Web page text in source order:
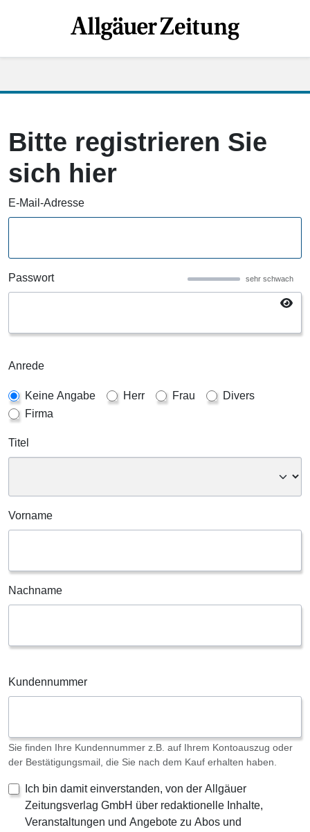
Bitte registrieren Sie
sich hier
E-Mail-Adresse
Passwort sehr schwach
Anrede
Keine Angabe Herr Frau
Divers
Firma
Titel
Vorname
Nachname
Kundennummer
Sie finden Ihre Kundennummer z.B. auf Ihrem Kontoauszug oder
der Bestätigungsmail, die Sie nach dem Kauf erhalten haben.
Ich bin damit einverstanden, von der Allgäuer
Zeitungsverlag GmbH über redaktionelle Inhalte,
Veranstaltungen und Angebote zu Abos und